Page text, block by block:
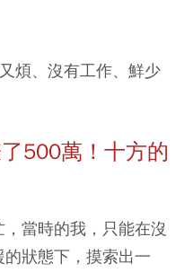
煩、沒有工作、鮮少
500萬！十方的
當時的我，只能在沒
狀態下，摸索出一